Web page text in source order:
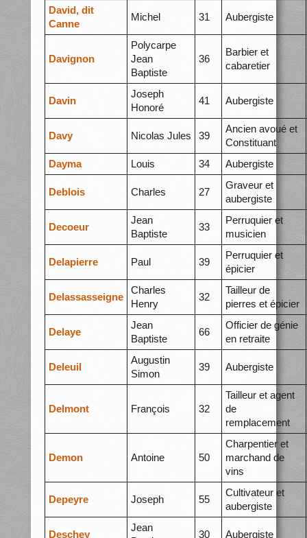
David, dit
Canne
Michel 31 Aubergiste
Davignon
Polycarpe
Jean
Baptiste
36
Barbier et
cabaretier
Davin
Joseph
Honoré
41 Aubergiste
Davy Nicolas Jules 39
Ancien avoué et
Constituant
Dayma
Louis 34 Aubergiste
Deblois Charles 27
Graveur et
aubergiste
Decoeur
Jean
Baptiste
33
Perruquier et
musicien
Delapierre Paul 39
Perruquier et
épicier
Delassasseigne
Charles
Henry
32
Tailleur de
pierres et épicier
Delaye
Jean
Baptiste
66
Officier de génie
en retraite
Deleuil
Augustin
Simon
39 Aubergiste
Delmont François 32
Tailleur et agent
de
remplacement
Demon Antoine 50
Charpentier et
marchand de
vins
Depeyre Joseph 55
Cultivateur et
aubergiste
Deschey
Jean
30 Aubergiste